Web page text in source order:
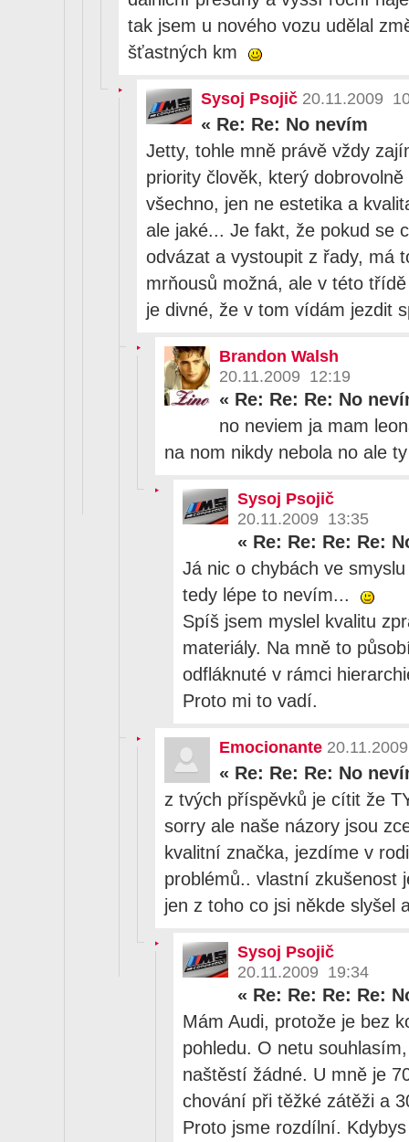
tak jsem u nového vozu udělal
šťastných km
Sysoj Psojič 20.11.2009
« Re: Re: No nevím
Jetty, tohle mně právě vždy
priority člověk, který
všechno, jen ne estetika a
ale jaké... Je fakt, že pokud se
odvázat a vystoupit z řady, má
mrňousů možná, ale v této
je divné, že v tom vídám jezdit
Brandon Walsh
20.11.2009 12:19
« Re: Re: Re: No
no neviem ja mam
na nom nikdy nebola no ale
Sysoj Psojič
20.11.2009 13:35
« Re: Re: Re: Re:
Já nic o chybách ve
tedy lépe to nevím...
Spíš jsem myslel kvalitu
materiály. Na mně to
odfláknuté v rámci
Proto mi to vadí.
Emocionante
« Re: Re: Re: No
z tvých příspěvků je cítit že
sorry ale naše názory jsou
kvalitní značka, jezdíme v
problémů.. vlastní zkušenost
jen z toho co jsi někde slyšel
Sysoj Psojič
20.11.2009 19:34
« Re: Re: Re: Re:
Mám Audi, protože je bez
pohledu. O netu
naštěstí žádné. U mně je
chování při těžké zátěži a
Proto jsme rozdílní.